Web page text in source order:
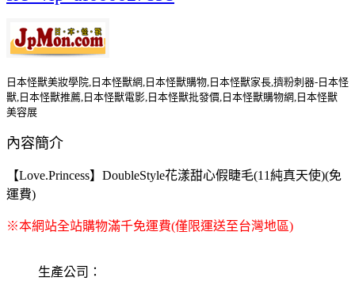
日本怪獸美妝學院,日本怪獸網,日本怪獸購物,日本怪獸家長,擠粉刺器-日本怪
獸,日本怪獸推薦,日本怪獸電影,日本怪獸批發價,日本怪獸購物網,日本怪獸
美容展
內容簡介
【Love.Princess】DoubleStyle花漾甜心假睫毛(11純真天使)(免
運費)
※本網站全站購物滿千免運費(僅限運送至台灣地區)
生產公司：